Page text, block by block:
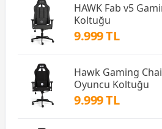
HAWK Fab v5
Koltuğu
9.999 TL
Hawk Gaming
Oyuncu Koltuğu
9.999 TL